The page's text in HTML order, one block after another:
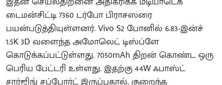
டைமன்சிட்டி 7360 டர்போ பிராசஸரை
பயன்படுத்தியுள்ளனர். Vivo S2 போனில் 6.83-இன்ச்
1.5K 3D வளைந்த அமோலெட் டிஸ்ப்ளே
கொடுக்கப்பட்டுள்ளது. 7050mAh திறன் கொண்ட ஒரு
பெரிய பேட்டரி உள்ளது. இதற்கு 44W ஃபாஸ்ட்
சார்ஜிங் சப்போர்ட் இருப்பதால், குறைந்த